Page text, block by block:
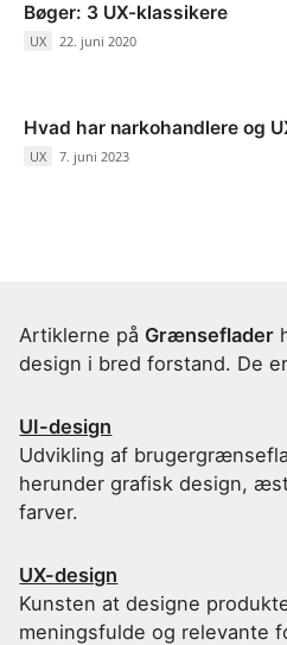
Bøger: 3 UX-klassikere
UX /22. juni 2020
Hvad har narkohandlere og
UX /7. juni 2023
Artiklerne på Grænseflader
design i bred forstand. De
UI-design
Udvikling af
herunder grafisk design,
farver.
UX-design
Kunsten at designe
meningsfulde og relevante